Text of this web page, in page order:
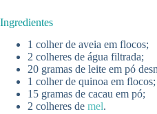
Ingredientes
1 colher de aveia em flocos;
2 colheres de água filtrada;
20 gramas de leite em pó
1 colher de quinoa em flocos;
15 gramas de cacau em pó;
2 colheres de mel.